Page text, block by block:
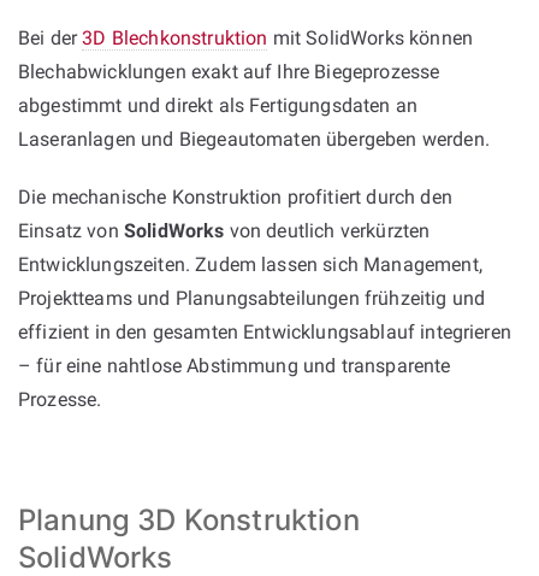
Bei der3D Blechkonstruktion mit SolidWorks können
Blechabwicklungen exakt auf Ihre Biegeprozesse
abgestimmt und direkt als Fertigungsdaten an
Laseranlagen und Biegeautomaten übergeben werden.
Die mechanische Konstruktion profitiert durch den
Einsatz von SolidWorks von deutlich verkürzten
Entwicklungszeiten. Zudem lassen sich Management,
Projektteams und Planungsabteilungen frühzeitig und
effizient in den gesamten Entwicklungsablauf integrieren
– für eine nahtlose Abstimmung und transparente
Prozesse.
Planung 3D Konstruktion
SolidWorks